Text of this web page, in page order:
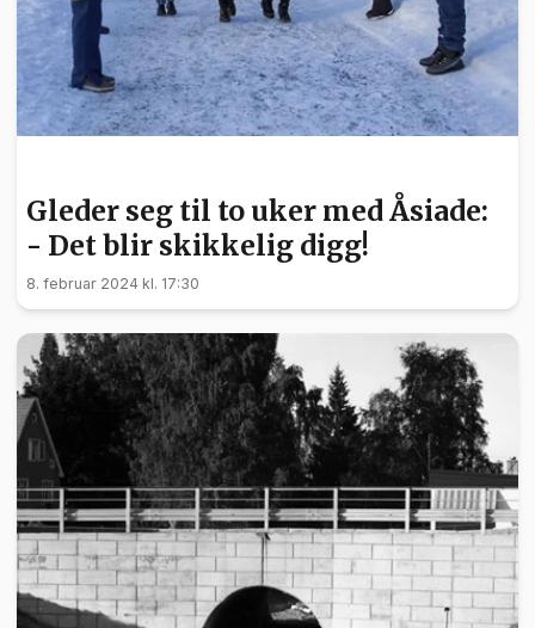
Gleder seg til to uker med Åsiade:
- Det blir skikkelig digg!
8. februar 2024 kl. 17:30